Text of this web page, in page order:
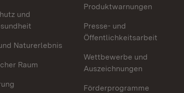
und
Naturerlebnis
Raum
Produktwarnungen
Presse- und
Öffentlichkeitsarbeit
Wettbewerbe und
Auszeichnungen
Förderprogramme